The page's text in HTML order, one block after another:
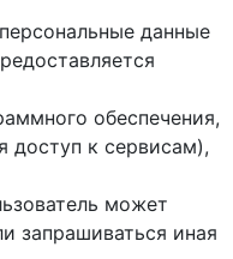
данные
обеспечения,
доступ к cервисам),
может
запрашиваться иная